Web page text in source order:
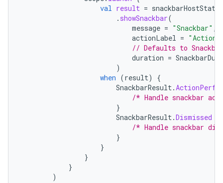
val result = snackbarHostState
. showSnackbar(
message = "Snackbar" ,
actionLabel = "Action"
// Defaults to
duration =
)
when (result)
{
SnackbarResult.
/* Handle snackbar
}
SnackbarResult.Dismissed
/* Handle snackbar
}
}
}
}
)